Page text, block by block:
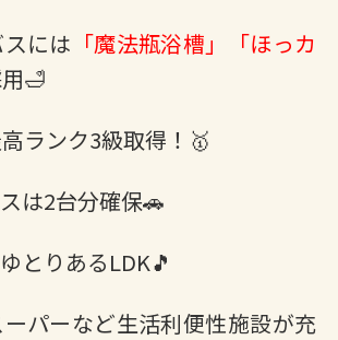
には 「魔法瓶浴槽」「ほっカ
🛁
ランク3級取得！🥇
は2台分確保🚗
とりあるLDK🎵
パーなど生活利便性施設が充